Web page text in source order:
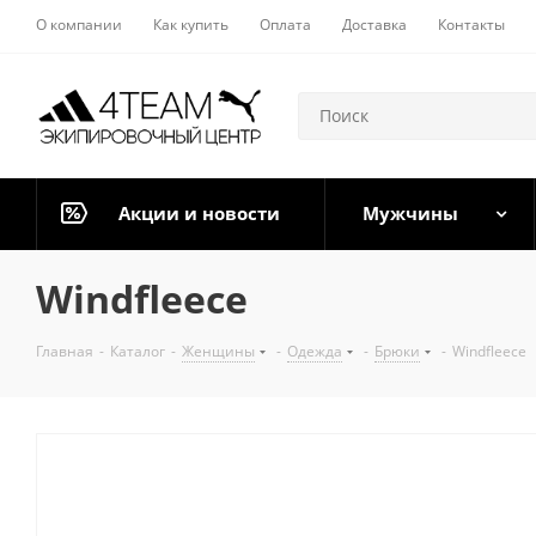
О компании Как купить Оплата Доставка Контакты
Акции и новости Мужчины
Windfleece
Главная - Каталог - Женщины - Одежда - Брюки - Windfleece